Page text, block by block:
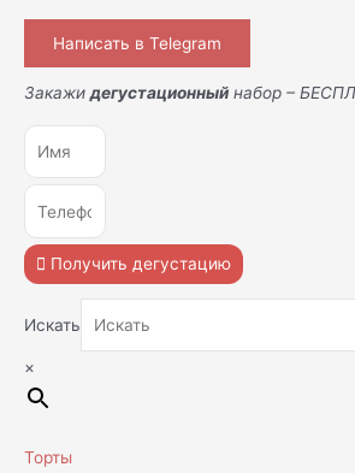
Написать в Telegram
Закажи дегустационный набор –
Получить дегустацию
Искать
×
Торты